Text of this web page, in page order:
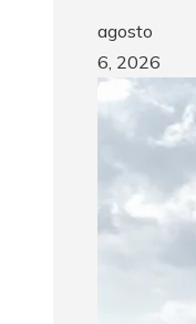
agosto
6, 2026